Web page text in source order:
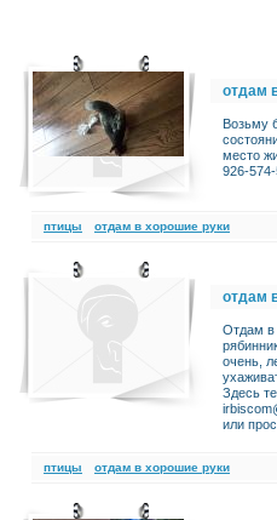
отдам
Возьму
место
926-
птицы отдам в хорошие руки
отдам
Отдам в
очень,
Здесь
или
птицы отдам в хорошие руки